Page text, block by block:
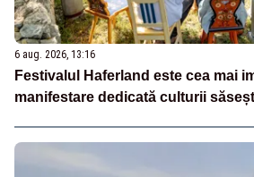
6 aug. 2026, 13:16
Festivalul Haferland este cea mai
manifestare dedicată culturii